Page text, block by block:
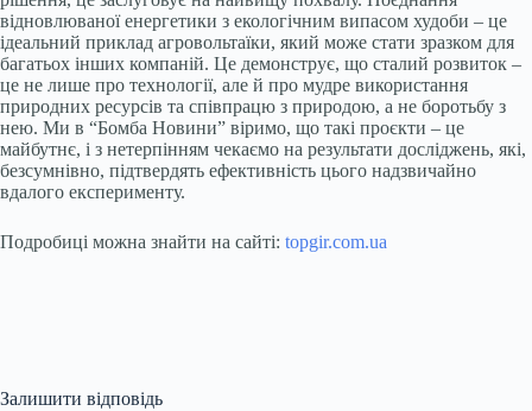
відновлюваної енергетики з екологічним випасом худоби – це
ідеальний приклад агровольтаїки, який може стати зразком для
багатьох інших компаній. Це демонструє, що сталий розвиток –
це не лише про технології, але й про мудре використання
природних ресурсів та співпрацю з природою, а не боротьбу з
нею. Ми в “Бомба Новини” віримо, що такі проєкти – це
майбутнє, і з нетерпінням чекаємо на результати досліджень, які,
безсумнівно, підтвердять ефективність цього надзвичайно
вдалого експерименту.
Подробиці можна знайти на сайті: topgir.com.ua
Залишити відповідь